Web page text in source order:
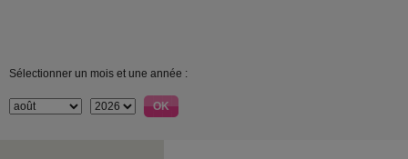
Sélectionner un mois et une année :